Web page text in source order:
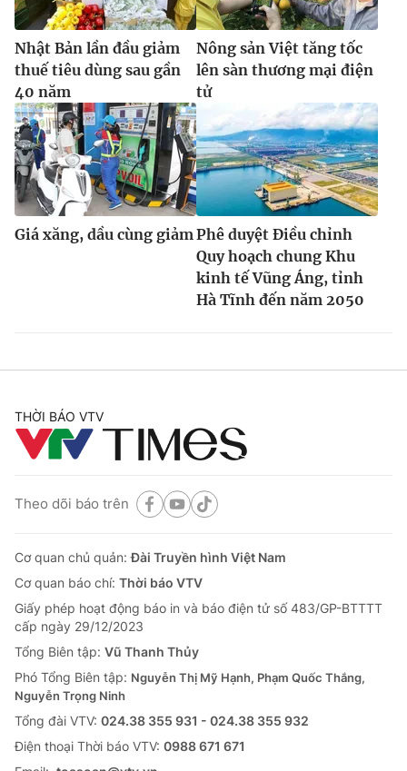
Nhật Bản lần đầu giảm
thuế tiêu dùng sau gần
40 năm
Nông sản Việt tăng tốc
lên sàn thương mại điện
tử
Giá xăng, dầu cùng giảm Phê duyệt Điều chỉnh
Quy hoạch chung Khu
kinh tế Vũng Áng, tỉnh
Hà Tĩnh đến năm 2050
THỜI BÁO VTV
Theo dõi báo trên
Cơ quan chủ quản:Đài Truyền hình Việt Nam
Cơ quan báo chí: Thời báo VTV
Giấy phép hoạt động báo in và báo điện tử số 483/GP-BTTTT
cấp ngày 29/12/2023
Tổng Biên tập: Vũ Thanh Thủy
Phó Tổng Biên tập: Nguyễn Thị Mỹ Hạnh, Phạm Quốc Thắng,
Nguyễn Trọng Ninh
Tổng đài VTV: 024.38 355 931 - 024.38 355 932
Ðiện thoại Thời báo VTV: 0988 671 671